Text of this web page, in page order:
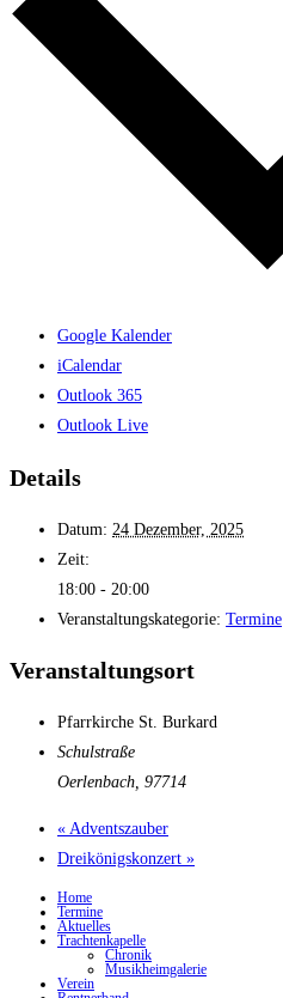
Google Kalender
iCalendar
Outlook 365
Outlook Live
Details
Datum: 24 Dezember, 2025
Zeit:
18:00 - 20:00
Veranstaltungskategorie: Termine
Veranstaltungsort
Pfarrkirche St. Burkard
Schulstraße
Oerlenbach 97714
« Adventszauber
Dreikönigskonzert »
Home
Termine
Aktuelles
Trachtenkapelle
Chronik
Musikheimgalerie
Verein